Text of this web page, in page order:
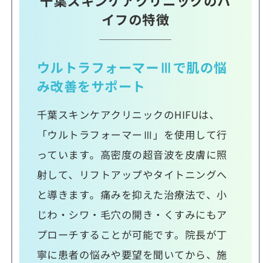
イフの特徴
ウルトラフォーマーⅢで肌の悩
み改善をサポート
千葉スキンケアクリニックのHIFUは、
「ウルトラフォーマーⅢ」を使用して行
っています。高密度の超音波を皮膚に照
射して、リフトアップやタイトニングへ
と導きます。痛みを抑えた治療法で、小
じわ・シワ・毛穴の開き・くすみにもア
プローチすることが可能です。院長が丁
寧に患者の悩みや要望を聞いてから、施